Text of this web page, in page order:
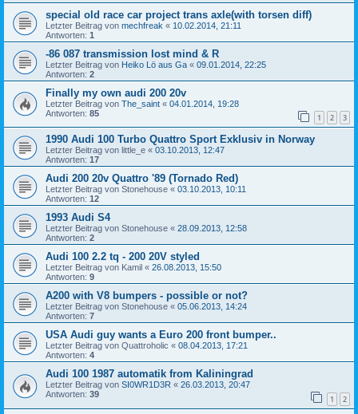
special old race car project trans axle(with torsen diff)
Letzter Beitrag von mechfreak « 10.02.2014, 21:11
Antworten: 1
-86 087 transmission lost mind & R
Letzter Beitrag von Heiko Lö aus Ga « 09.01.2014, 22:25
Antworten: 2
Finally my own audi 200 20v
Letzter Beitrag von The_saint « 04.01.2014, 19:28
Antworten: 85 1 2 3
1990 Audi 100 Turbo Quattro Sport Exklusiv in Norway
Letzter Beitrag von little_e « 03.10.2013, 12:47
Antworten: 17
Audi 200 20v Quattro '89 (Tornado Red)
Letzter Beitrag von Stonehouse « 03.10.2013, 10:11
Antworten: 12
1993 Audi S4
Letzter Beitrag von Stonehouse « 28.09.2013, 12:58
Antworten: 2
Audi 100 2.2 tq - 200 20V styled
Letzter Beitrag von Kamil « 26.08.2013, 15:50
Antworten: 9
A200 with V8 bumpers - possible or not?
Letzter Beitrag von Stonehouse « 05.06.2013, 14:24
Antworten: 7
USA Audi guy wants a Euro 200 front bumper..
Letzter Beitrag von Quattroholic « 08.04.2013, 17:21
Antworten: 4
Audi 100 1987 automatik from Kaliningrad
Letzter Beitrag von SI0WR1D3R « 26.03.2013, 20:47
Antworten: 39 1 2